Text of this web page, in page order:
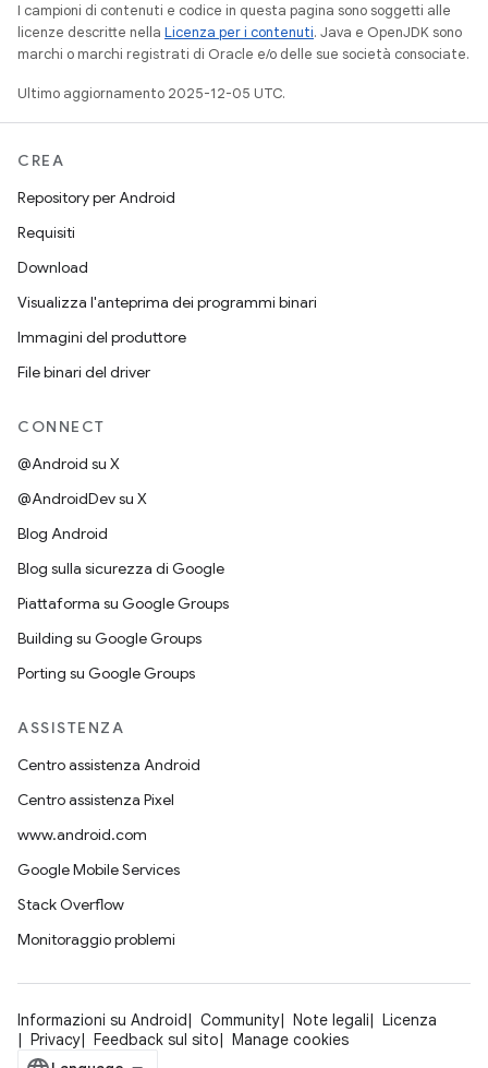
I campioni di contenuti e codice in questa pagina sono soggetti alle
licenze descritte nella Licenza per i contenuti. Java e OpenJDK sono
marchi o marchi registrati di Oracle e/o delle sue società consociate.
Ultimo aggiornamento 2025-12-05 UTC.
CREA
Repository per Android
Requisiti
Download
Visualizza l'anteprima dei programmi binari
Immagini del produttore
File binari del driver
CONNECT
@Android su X
@AndroidDev su X
Blog Android
Blog sulla sicurezza di Google
Piattaforma su Google Groups
Building su Google Groups
Porting su Google Groups
ASSISTENZA
Centro assistenza Android
Centro assistenza Pixel
www.android.com
Google Mobile Services
Stack Overflow
Monitoraggio problemi
Informazioni su Android Community Note legali
Licenza
Privacy
Feedback sul sito Manage cookies